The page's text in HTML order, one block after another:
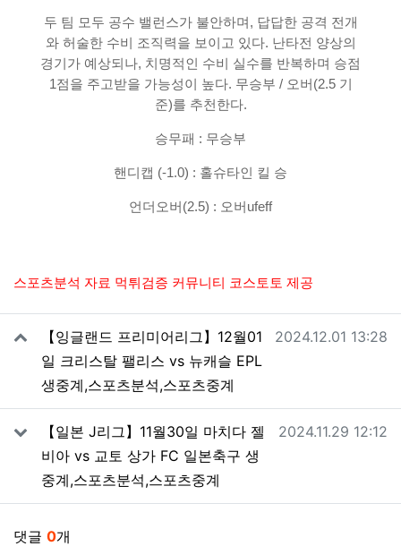
두 팀 모두 공수 밸런스가 불안하며, 답답한 공격 전개
와 허술한 수비 조직력을 보이고 있다. 난타전 양상의
경기가 예상되나, 치명적인 수비 실수를 반복하며 승점
1점을 주고받을 가능성이 높다. 무승부 / 오버(2.5 기
준)를 추천한다.
승무패 : 무승부
핸디캡 (-1.0) : 홀슈타인 킬 승
언더오버(2.5) : 오버ufeff
스포츠분석 자료 먹튀검증 커뮤니티 코스토토 제공
관련자료【잉글랜드 프리미어리그】12월01
일 크리스탈 팰리스 vs 뉴캐슬 EPL
생중계,스포츠분석,스포츠중계
작성일
2024.12.01 13:28
【일본 J리그】11월30일 마치다 젤
비아 vs 교토 상가 FC 일본축구 생
중계,스포츠분석,스포츠중계
작성일
2024.11.29 12:12
댓글 0개